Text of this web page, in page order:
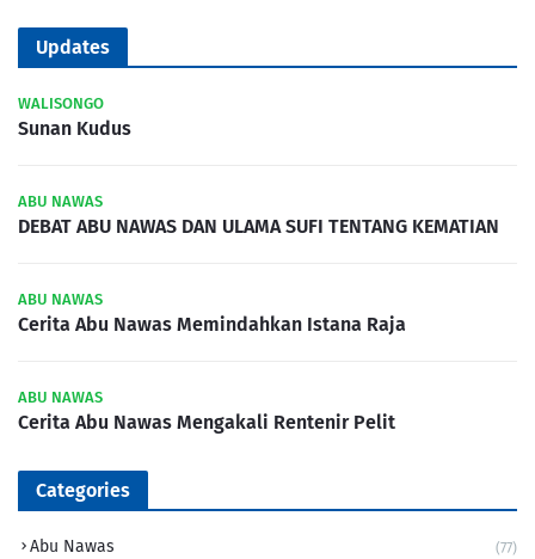
Updates
WALISONGO
Sunan Kudus
ABU NAWAS
DEBAT ABU NAWAS DAN ULAMA SUFI TENTANG KEMATIAN
ABU NAWAS
Cerita Abu Nawas Memindahkan Istana Raja
ABU NAWAS
Cerita Abu Nawas Mengakali Rentenir Pelit
Categories
Abu Nawas (77)